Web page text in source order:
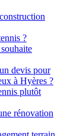
?
devis pour
à Hyères ?
plutôt
rénovation